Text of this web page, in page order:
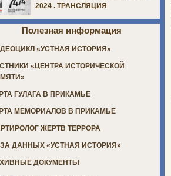
2024 . ТРАНСЛЯЦИЯ
Полезная информация
«УСТНАЯ ИСТОРИЯ»
«ЦЕНТРА ИСТОРИЧЕСКОЙ
ГУЛАГА В ПРИКАМЬЕ
МЕМОРИАЛОВ В ПРИКАМЬЕ
ЖЕРТВ ТЕРРОРА
ДАННЫХ «УСТНАЯ ИСТОРИЯ»
ДОКУМЕНТЫ